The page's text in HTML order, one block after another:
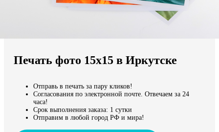
Мы доставляем по всему миру
Продолжить без города
Печать фото 15х15 в Иркутске
Отправь в печать за пару кликов!
Согласования по электронной почте. Отвечаем за 24
часа!
Срок выполнения заказа: 1 сутки
Отправим в любой город РФ и мира!